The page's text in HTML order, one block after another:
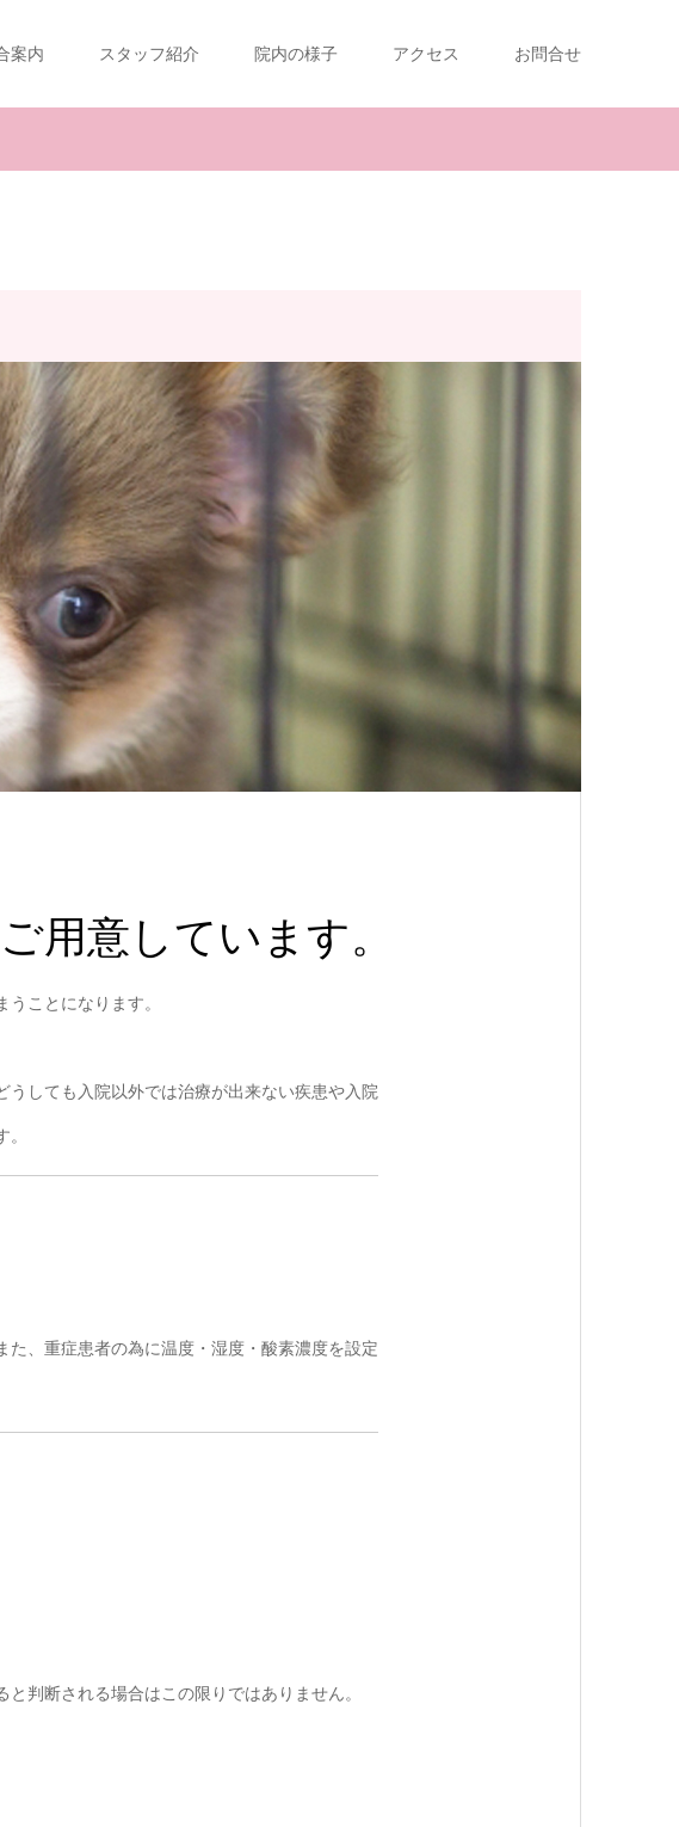
案内 スタッフ紹介 院内の様子 アクセス お問合せ
用意しています。
ことになります。
しても入院以外では治療が出来ない疾患や入院
た、重症患者の為に温度・湿度・酸素濃度を設定
判断される場合はこの限りではありません。